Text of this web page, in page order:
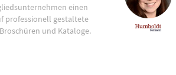
einen
professionell gestaltete
und Kataloge.